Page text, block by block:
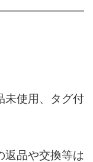
未使用、タグ付
品や交換等は